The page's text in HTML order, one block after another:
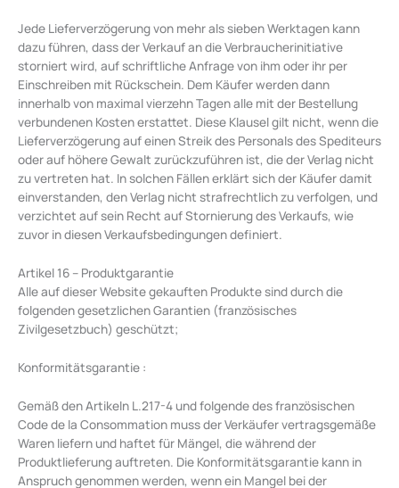
Jede Lieferverzögerung von mehr als sieben Werktagen kann
dazu führen, dass der Verkauf an die Verbraucherinitiative
storniert wird, auf schriftliche Anfrage von ihm oder ihr per
Einschreiben mit Rückschein. Dem Käufer werden dann
innerhalb von maximal vierzehn Tagen alle mit der Bestellung
verbundenen Kosten erstattet. Diese Klausel gilt nicht, wenn die
Lieferverzögerung auf einen Streik des Personals des Spediteurs
oder auf höhere Gewalt zurückzuführen ist, die der Verlag nicht
zu vertreten hat. In solchen Fällen erklärt sich der Käufer damit
einverstanden, den Verlag nicht strafrechtlich zu verfolgen, und
verzichtet auf sein Recht auf Stornierung des Verkaufs, wie
zuvor in diesen Verkaufsbedingungen definiert.
Artikel 16 – Produktgarantie
Alle auf dieser Website gekauften Produkte sind durch die
folgenden gesetzlichen Garantien (französisches
Zivilgesetzbuch) geschützt;
Konformitätsgarantie :
Gemäß den Artikeln L.217-4 und folgende des französischen
Code de la Consommation muss der Verkäufer vertragsgemäße
Waren liefern und haftet für Mängel, die während der
Produktlieferung auftreten. Die Konformitätsgarantie kann in
Anspruch genommen werden, wenn ein Mangel bei der